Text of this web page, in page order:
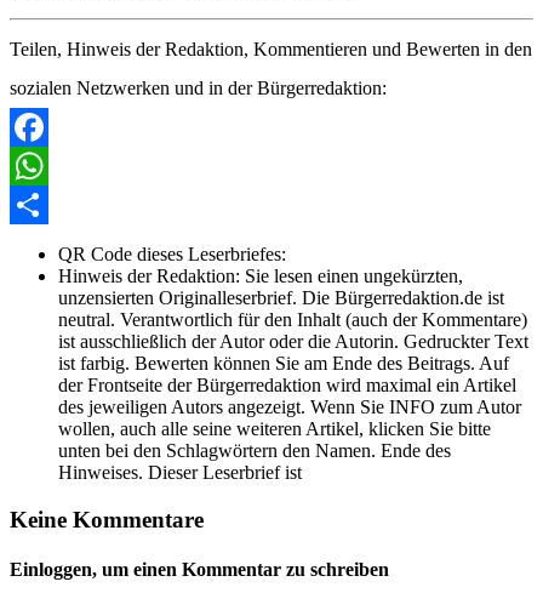
Teilen, Hinweis der Redaktion, Kommentieren und Bewerten in den
sozialen Netzwerken und in der Bürgerredaktion:
Facebook
WhatsApp
QR Code dieses Leserbriefes:
Hinweis der Redaktion: Sie lesen einen ungekürzten,
unzensierten Originalleserbrief. Die Bürgerredaktion.de ist
neutral. Verantwortlich für den Inhalt (auch der Kommentare)
ist ausschließlich der Autor oder die Autorin. Gedruckter Text
ist farbig. Bewerten können Sie am Ende des Beitrags. Auf
der Frontseite der Bürgerredaktion wird maximal ein Artikel
des jeweiligen Autors angezeigt. Wenn Sie INFO zum Autor
wollen, auch alle seine weiteren Artikel, klicken Sie bitte
unten bei den Schlagwörtern den Namen. Ende des
Hinweises. Dieser Leserbrief ist
Keine Kommentare
Einloggen, um einen Kommentar zu schreiben